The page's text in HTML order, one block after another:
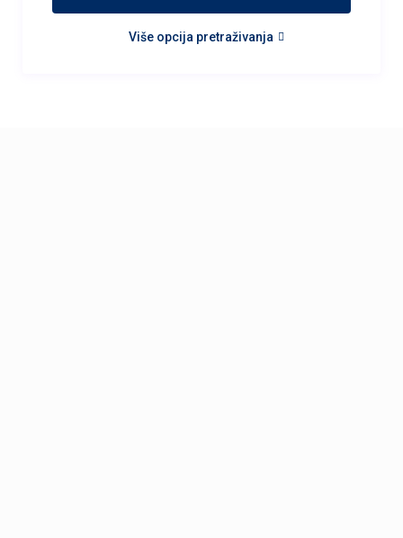
Više opcija pretraživanja